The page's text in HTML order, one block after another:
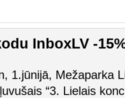
InboxLV -
1.jūnijā, Mežaparka
“3. Lielais